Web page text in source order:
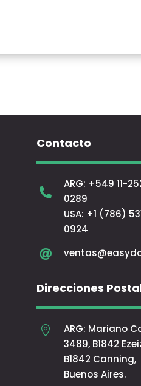
Contacto

ARG: +549 11-
0289
USA: +1 (786)
0924

Direcciones

ARG: Mariano
3489, B1842
B1842 Canning,
Buenos Aires.